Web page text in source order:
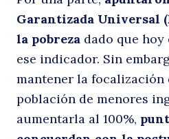
Garantizada Universal
la pobreza dado que hoy
ese indicador. Sin
mantener la focalización
población de menores
aumentarla al 100%,